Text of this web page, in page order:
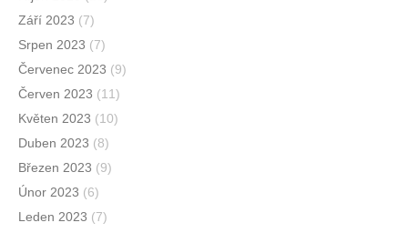
Září 2023 (7)
Srpen 2023 (7)
Červenec 2023 (9)
Červen 2023 (11)
Květen 2023 (10)
Duben 2023 (8)
Březen 2023 (9)
Únor 2023 (6)
Leden 2023 (7)